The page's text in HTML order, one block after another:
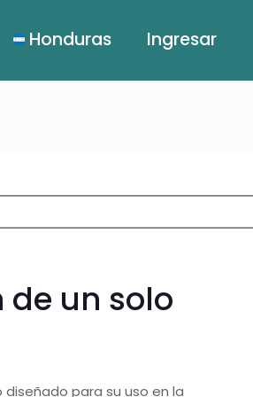
Honduras Ingresar
de un solo
para su uso en la